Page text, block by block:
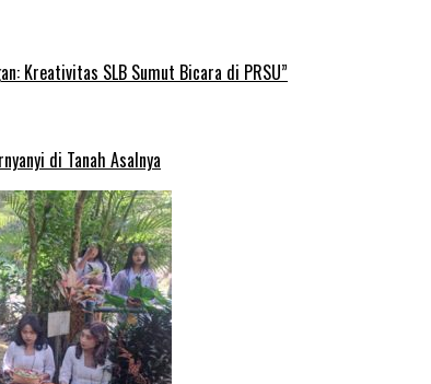
Kreativitas SLB Sumut Bicara di PRSU”
di Tanah Asalnya